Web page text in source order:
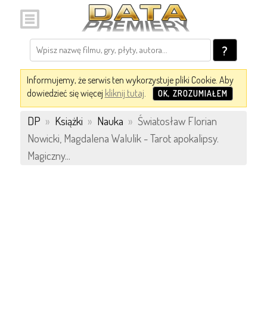
?
Informujemy, że serwis ten wykorzystuje pliki Cookie. Aby
dowiedzieć się więcej kliknij tutaj. OK, ZROZUMIAŁEM
DP » Książki » Nauka » Światosław Florian
Nowicki, Magdalena Walulik - Tarot apokalipsy.
Magiczny...